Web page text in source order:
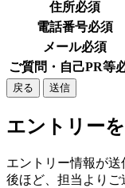
住所必須
電話番号必須
メール必須
ご質問・自己PR等
エントリー
エントリー情報が送
後ほど、担当よりご